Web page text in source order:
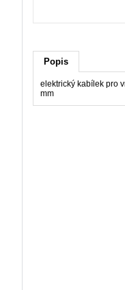
Popis
elektrický kabílek pro
mm